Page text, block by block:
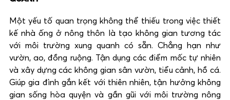
Một yếu tố quan trọng không thể thiếu trong việc thiết
kế nhà ống ở nông thôn là tạo không gian tương tác
với môi trường xung quanh có sẵn. Chẳng hạn như
vườn, ao, đồng ruộng. Tận dụng các điểm mốc tự nhiên
và xây dựng các không gian sân vườn, tiểu cảnh, hồ cá.
Giúp gia đình gắn kết với thiên nhiên, tận hưởng không
gian sống hòa quyện và gần gũi với môi trường nông